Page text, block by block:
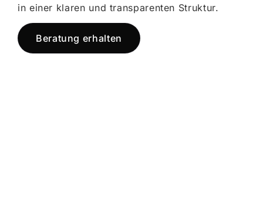
in einer klaren und transparenten Struktur.
Beratung erhalten